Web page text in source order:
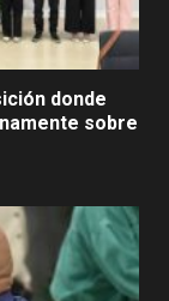
donde
sobre